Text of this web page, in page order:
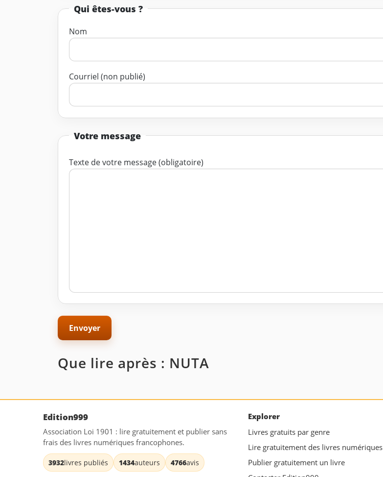
Qui êtes-vous ?
Nom
Courriel (non publié)
Votre message
Texte de votre message (obligatoire)
Que lire après : NUTA
Edition999
Association Loi 1901 : lire gratuitement et publier sans
frais des livres numériques francophones.
3932livres publiés 1434auteurs 4766avis
Explorer
Livres gratuits par genre
Lire gratuitement des livres numériques
Publier gratuitement un livre